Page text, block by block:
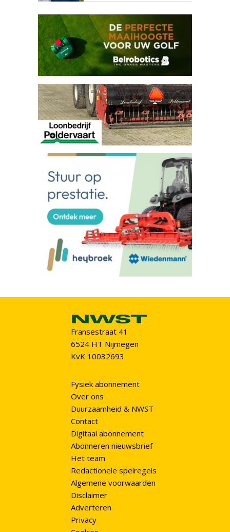
Fransestraat 41
6524 HT Nijmegen
KvK 10032693
Fysiek abonnement
Over ons
Duurzaamheid & NWST
Contact
Digitaal abonnement
Abonneren nieuwsbrief
Het team
Redactionele spelregels
Algemene voorwaarden
Disclaimer
Adverteren
Privacy